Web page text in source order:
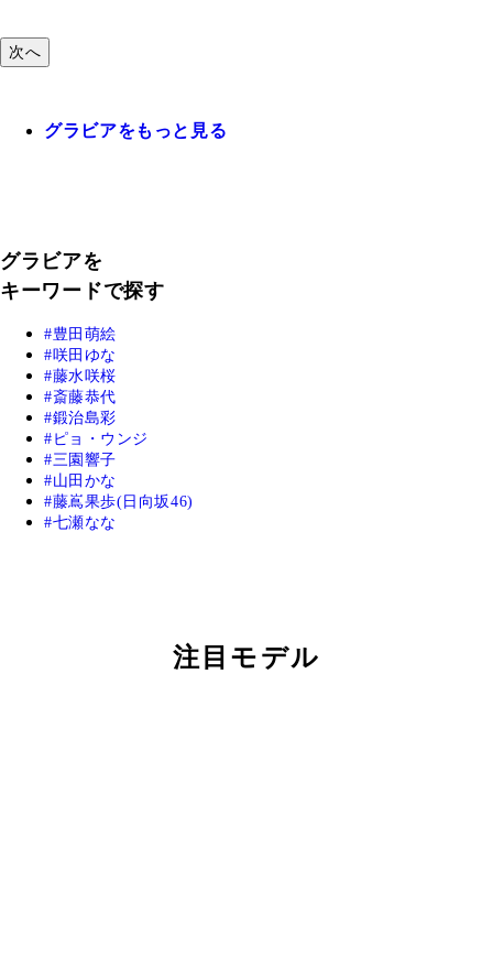
次へ
グラビアをもっと見る
グラビアを
キーワードで探す
豊田萌絵
咲田ゆな
藤水咲桜
斎藤恭代
鍛治島彩
ピョ・ウンジ
三園響子
山田かな
藤嶌果歩(日向坂46)
七瀬なな
注目モデル